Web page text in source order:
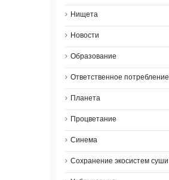
Нищета
Новости
Образование
Ответственное потребление
Планета
Процветание
Синема
Сохранение экосистем суши